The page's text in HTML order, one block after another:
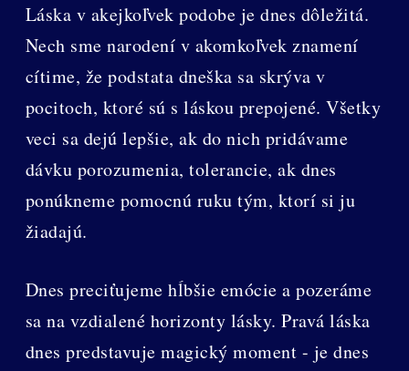
Láska v akejkoľvek podobe je dnes dôležitá.
Nech sme narodení v akomkoľvek znamení
cítime, že podstata dneška sa skrýva v
pocitoch, ktoré sú s láskou prepojené. Všetky
veci sa dejú lepšie, ak do nich pridávame
dávku porozumenia, tolerancie, ak dnes
ponúkneme pomocnú ruku tým, ktorí si ju
žiadajú.
Dnes preciťujeme hĺbšie emócie a pozeráme
sa na vzdialené horizonty lásky. Pravá láska
dnes predstavuje magický moment - je dnes